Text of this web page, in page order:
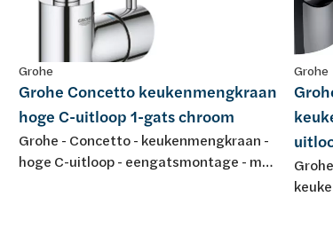
Grohe
Grohe Concetto keukenmengkraan
hoge C-uitloop 1-gats chroom
Grohe - Concetto - keukenmengkraan -
hoge C-uitloop - eengatsmontage - met
Grohe